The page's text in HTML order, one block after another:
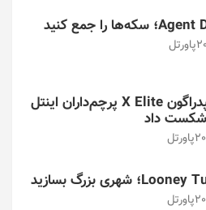
پاورتل
تراشه اسنپدراگون X Elite پرچم‌داران اینتل
پاورتل
پاورتل